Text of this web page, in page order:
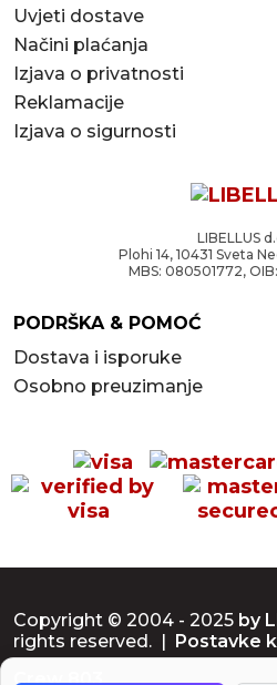
Uvjeti dostave
Načini plaćanja
Izjava o privatnosti
Reklamacije
Izjava o sigurnosti
LIBELLUS
Plohi 14, 10431 Sveta
MBS: 080501772,
PODRŠKA & POMOĆ
Dostava i isporuke
Osobno preuzimanje
Copyright © 2004 - 2025 by
rights reserved. | Postavke
Crew 803